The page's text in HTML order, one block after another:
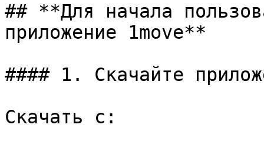
## **Для начала
приложение 1move**
#### 1. Скачайте
Скачать с: